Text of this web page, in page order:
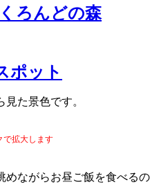
くろんどの森
ポット
た景色です。
拡大します
めながらお昼ご飯を食べるの